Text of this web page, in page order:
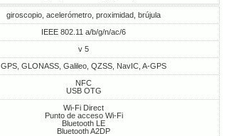
giroscopio, acelerómetro, proximidad, brújula
IEEE 802.11 a/b/g/n/ac/6
v 5
GPS, GLONASS, Galileo, QZSS, NavIC, A-GPS
NFC
USB OTG
Wi-Fi Direct
Punto de acceso Wi-Fi
Bluetooth LE
Bluetooth A2DP